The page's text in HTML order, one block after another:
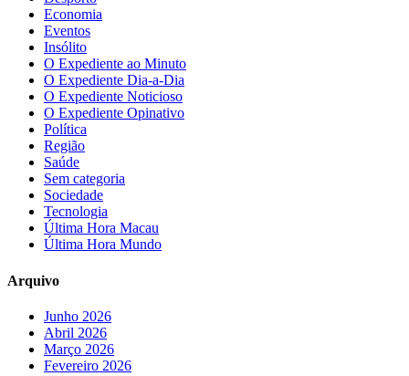
Economia
Eventos
Insólito
O Expediente ao Minuto
O Expediente Dia-a-Dia
O Expediente Noticioso
O Expediente Opinativo
Política
Região
Saúde
Sem categoria
Sociedade
Tecnologia
Última Hora Macau
Última Hora Mundo
Arquivo
Junho 2026
Abril 2026
Março 2026
Fevereiro 2026